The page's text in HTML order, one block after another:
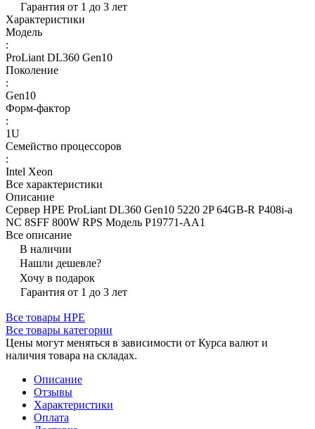
Гарантия от 1 до 3 лет
Характеристики
Модель
:
ProLiant DL360 Gen10
Поколение
:
Gen10
Форм-фактор
:
1U
Семейство процессоров
:
Intel Xeon
Все характеристики
Описание
Сервер HPE ProLiant DL360 Gen10 5220 2P 64GB-R P408i-a
NC 8SFF 800W RPS Модель P19771-AA1
Все описание
В наличии
Нашли дешевле?
Хочу в подарок
Гарантия от 1 до 3 лет
Все товары HPE
Все товары категории
Цены могут меняться в зависимости от Курса валют и
наличия товара на складах.
Описание
Отзывы
Характеристики
Оплата